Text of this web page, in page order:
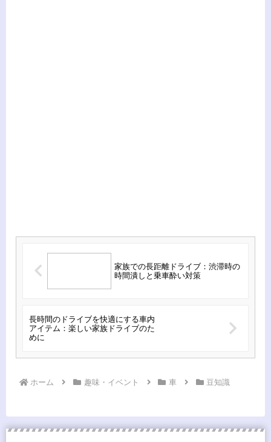
家族での長距離ドライブ：渋滞時の
時間潰しと乗車酔い対策
長時間のドライブを快適にする車内
アイテム：楽しい家族ドライブのた
めに
ホーム 趣味・イベント 車 豆知識